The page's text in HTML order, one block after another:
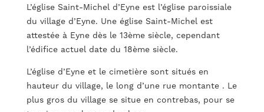
L’église Saint-Michel d’Eyne est l’église paroissiale
du village d’Eyne. Une église Saint-Michel est
attestée à Eyne dès le 13ème siècle, cependant
l’édifice actuel date du 18ème siècle.
L’église d’Eyne et le cimetière sont situés en
hauteur du village, le long d’une rue montante . Le
plus gros du village se situe en contrebas, pour se